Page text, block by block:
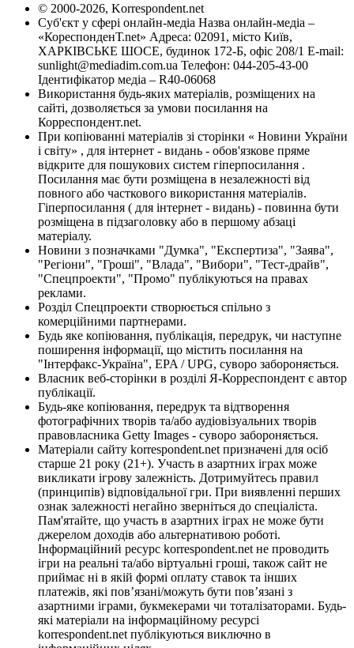
© 2000-2026, Korrespondent.net
Суб'єкт у сфері онлайн-медіа Назва онлайн-медіа –
«КореспонденТ.net» Адреса: 02091, місто Київ,
ХАРКІВСЬКЕ ШОСЕ, будинок 172-Б, офіс 208/1 E-mail:
sunlight@mediadim.com.ua Телефон: 044-205-43-00
Ідентифікатор медіа – R40-06068
Використання будь-яких матеріалів, розміщених на
сайті, дозволяється за умови посилання на
Корреспондент.net.
При копіюванні матеріалів зі сторінки « Новини України
і світу» , для інтернет - видань - обов'язкове пряме
відкрите для пошукових систем гіперпосилання .
Посилання має бути розміщена в незалежності від
повного або часткового використання матеріалів.
Гіперпосилання ( для інтернет - видань) - повинна бути
розміщена в підзаголовку або в першому абзаці
матеріалу.
Новини з позначками "Думка", "Експертиза", "Заява",
"Регіони", "Гроші", "Влада", "Вибори", "Тест-драйв",
"Спецпроекти", "Промо" публікуються на правах
реклами.
Розділ Спецпроекти створюється спільно з
комерційними партнерами.
Будь яке копіювання, публікація, передрук, чи наступне
поширення інформації, що містить посилання на
"Інтерфакс-Україна", EPA / UPG, суворо забороняється.
Власник веб-сторінки в розділі Я-Корреспондент є автор
публікації.
Будь-яке копіювання, передрук та відтворення
фотографічних творів та/або аудіовізуальних творів
правовласника Getty Images - суворо забороняється.
Матеріали сайту korrespondent.net призначені для осіб
старше 21 року (21+). Участь в азартних іграх може
викликати ігрову залежність. Дотримуйтесь правил
(принципів) відповідальної гри. При виявленні перших
ознак залежності негайно зверніться до спеціаліста.
Пам'ятайте, що участь в азартних іграх не може бути
джерелом доходів або альтернативою роботі.
Інформаційний ресурс korrespondent.net не проводить
ігри на реальні та/або віртуальні гроші, також сайт не
приймає ні в якій формі оплату ставок та інших
платежів, які пов’язані/можуть бути пов’язані з
азартними іграми, букмекерами чи тоталізаторами. Будь-
які матеріали на інформаційному ресурсі
korrespondent.net публікуються виключно в